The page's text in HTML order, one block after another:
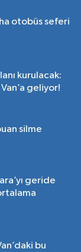
otobüs seferi
kurulacak:
geliyor!
silme
geride
bu